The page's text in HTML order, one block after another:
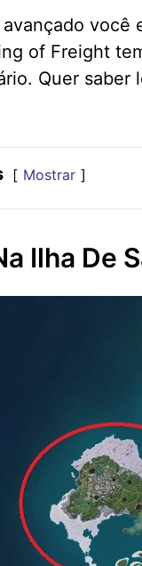
você
of Freight
Quer saber
Mostrar
Ilha De